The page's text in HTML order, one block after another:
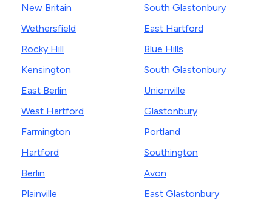
New Britain
Wethersfield
Rocky Hill
Kensington
East Berlin
West Hartford
Farmington
Hartford
Berlin
Plainville
South Glastonbury
East Hartford
Blue Hills
South Glastonbury
Unionville
Glastonbury
Portland
Southington
Avon
East Glastonbury